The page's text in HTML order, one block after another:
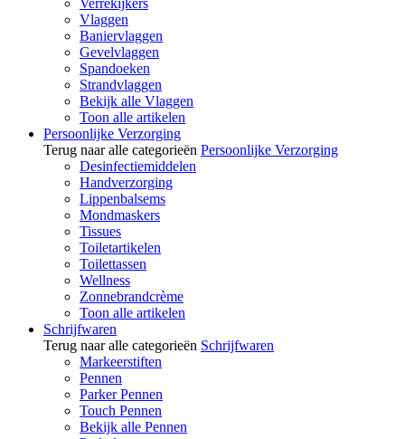
Verrekijkers
Vlaggen
Baniervlaggen
Gevelvlaggen
Spandoeken
Strandvlaggen
Bekijk alle Vlaggen
Toon alle artikelen
Persoonlijke Verzorging
Terug naar alle categorieën Persoonlijke Verzorging
Desinfectiemiddelen
Handverzorging
Lippenbalsems
Mondmaskers
Tissues
Toiletartikelen
Toilettassen
Wellness
Zonnebrandcrème
Toon alle artikelen
Schrijfwaren
Terug naar alle categorieën Schrijfwaren
Markeerstiften
Pennen
Parker Pennen
Touch Pennen
Bekijk alle Pennen